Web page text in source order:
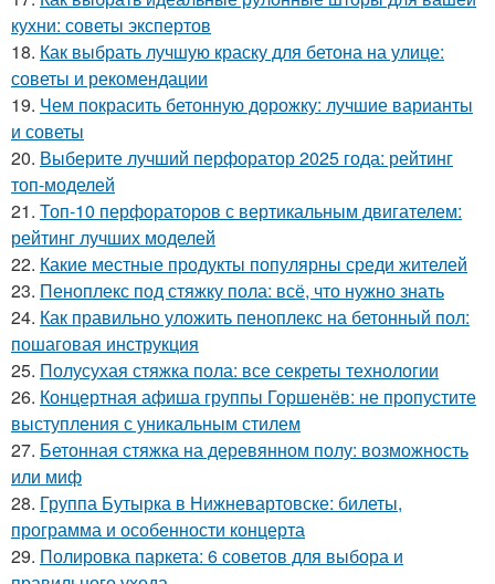
кухни: советы экспертов
18. Как выбрать лучшую краску для бетона на улице:
советы и рекомендации
19. Чем покрасить бетонную дорожку: лучшие варианты
и советы
20. Выберите лучший перфоратор 2025 года: рейтинг
топ-моделей
21. Топ-10 перфораторов с вертикальным двигателем:
рейтинг лучших моделей
22. Какие местные продукты популярны среди жителей
23. Пеноплекс под стяжку пола: всё, что нужно знать
24. Как правильно уложить пеноплекс на бетонный пол:
пошаговая инструкция
25. Полусухая стяжка пола: все секреты технологии
26. Концертная афиша группы Горшенёв: не пропустите
выступления с уникальным стилем
27. Бетонная стяжка на деревянном полу: возможность
или миф
28. Группа Бутырка в Нижневартовске: билеты,
программа и особенности концерта
29. Полировка паркета: 6 советов для выбора и